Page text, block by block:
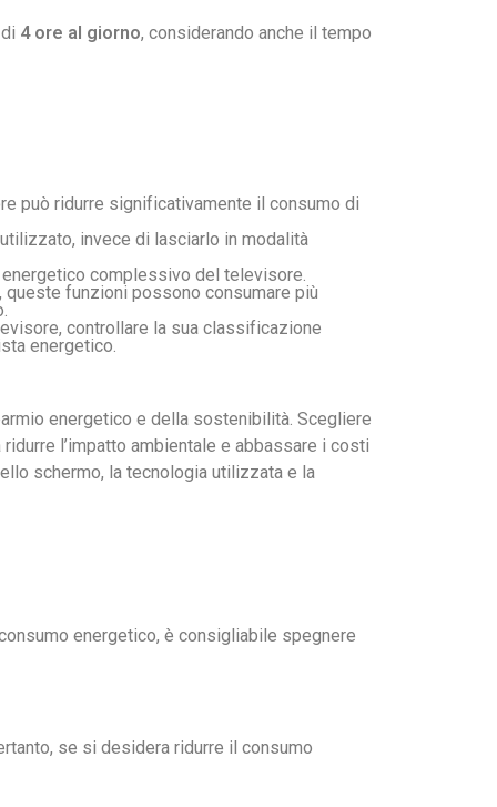
4 ore al giorno, considerando anche il tempo
può ridurre significativamente il consumo di
invece di lasciarlo in modalità
complessivo del televisore.
funzioni possono consumare più
controllare la sua classificazione
energetico.
energetico e della sostenibilità. Scegliere
l’impatto ambientale e abbassare i costi
schermo, la tecnologia utilizzata e la
energetico, è consigliabile spegnere
se si desidera ridurre il consumo